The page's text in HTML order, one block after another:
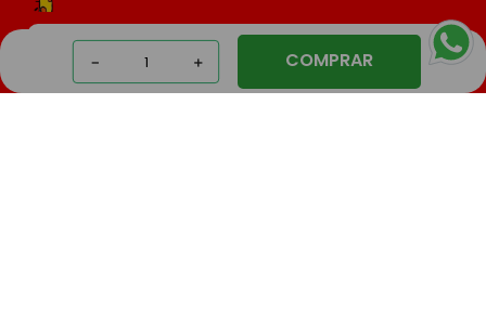
＋
－ COMPRAR